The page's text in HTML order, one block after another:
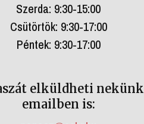
Szerda: 9:30-15:00
Csütörtök: 9:30-17:00
Péntek: 9:30-17:00
elküldheti nekünk
emailben is: